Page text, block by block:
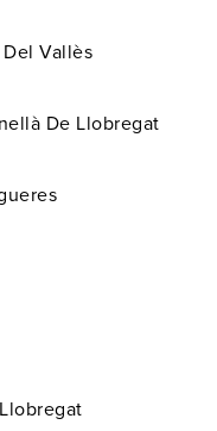
Vallès
De Llobregat